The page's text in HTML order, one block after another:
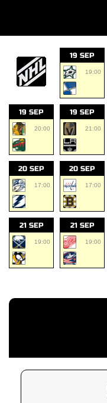
19 SEP
19:00
19 SEP
20:00
19 SEP
21:00
20 SEP
17:00
20 SEP
17:00
21 SEP
19:00
21 SEP
19:00